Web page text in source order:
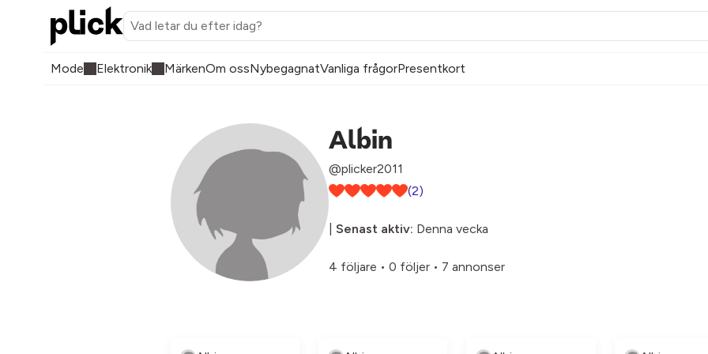
Mode Elektronik MärkenOm ossNybegagnatVanliga frågorPresentkort
Albin
@plicker2011
(2)
Senast aktiv: Denna vecka
4 följare • 0 följer • 7 annonser